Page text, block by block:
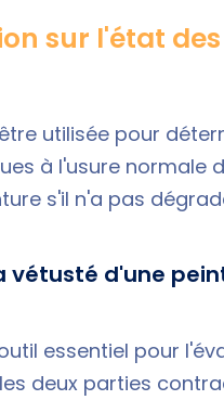
sur l'état des
utilisée pour
à l'usure normale
s'il n'a pas
d'une
essentiel pour
deux parties